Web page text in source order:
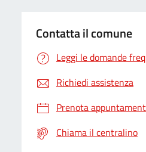
Contatta il comune
Leggi le domande
Richiedi assistenza
Prenota
Chiama il centralino